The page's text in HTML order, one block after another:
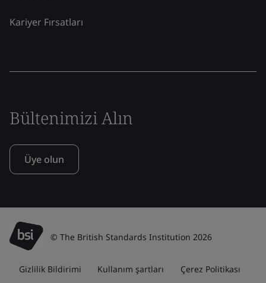
Kariyer Fırsatları
Bültenimizi Alın
Üye olun
© The British Standards Institution 2026
Gizlilik Bildirimi Kullanım şartları Çerez Politikası